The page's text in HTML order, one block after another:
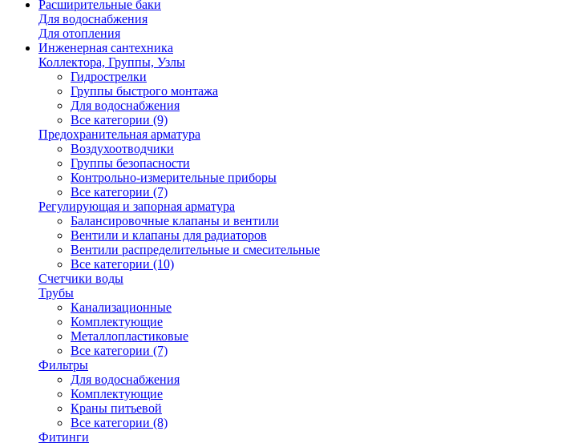
Расширительные баки
Для водоснабжения
Для отопления
Инженерная сантехника
Коллектора, Группы, Узлы
Гидрострелки
Группы быстрого монтажа
Для водоснабжения
Все категории (9)
Предохранительная арматура
Воздухоотводчики
Группы безопасности
Контрольно-измерительные приборы
Все категории (7)
Регулирующая и запорная арматура
Балансировочные клапаны и вентили
Вентили и клапаны для радиаторов
Вентили распределительные и смесительные
Все категории (10)
Счетчики воды
Трубы
Канализационные
Комплектующие
Металлопластиковые
Все категории (7)
Фильтры
Для водоснабжения
Комплектующие
Краны питьевой
Все категории (8)
Фитинги